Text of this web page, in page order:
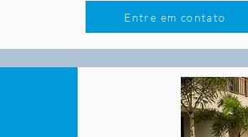
Entre em contato